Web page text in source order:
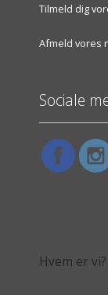
Tilmeld dig
Afmeld vores
Sociale
Hvem er vi?